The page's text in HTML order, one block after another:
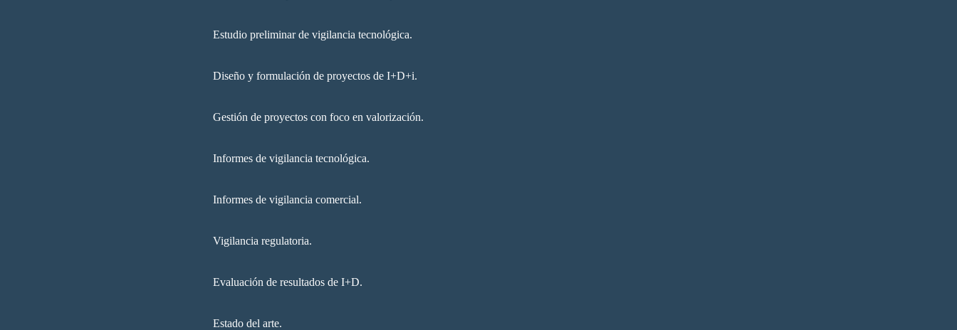
Estudio preliminar de vigilancia tecnológica.
Diseño y formulación de proyectos de I+D+i.
Gestión de proyectos con foco en valorización.
Informes de vigilancia tecnológica.
Informes de vigilancia comercial.
Vigilancia regulatoria.
Evaluación de resultados de I+D.
Estado del arte.